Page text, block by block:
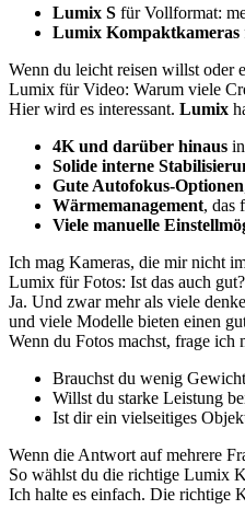
Lumix S für Vollformat:
Lumix Kompaktkameras
Wenn du leicht reisen willst oder
Lumix für Video: Warum viele
Hier wird es interessant. Lumix
4K und darüber hinaus
Solide interne
Gute Autofokus-Optionen
Wärmemanagement, das
Viele manuelle
Ich mag Kameras, die mir nicht
Lumix für Fotos: Ist das auch gut?
Ja. Und zwar mehr als viele
und viele Modelle bieten einen
Wenn du Fotos machst, frage ich
Brauchst du wenig
Willst du starke Leistung
Ist dir ein vielseitiges
Wenn die Antwort auf mehrere
So wählst du die richtige Lumix
Ich halte es einfach. Die richtige